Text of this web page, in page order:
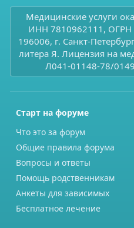
Медицинские услуги
ИНН 7810962111, ОГРН
196006, г. Санкт-
литера Я. Лицензия на
Л041-01148-78/
Старт на форуме
Что это за форум
Общие правила форума
Вопросы и ответы
Помощь родственникам
Анкеты для зависимых
Бесплатное лечение